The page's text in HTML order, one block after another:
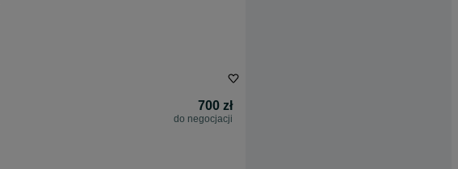
700 zł
do negocjacji